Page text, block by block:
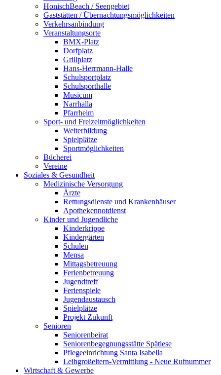
HonischBeach / Seengebiet
Gaststätten / Übernachtungsmöglichkeiten
Verkehrsanbindung
Veranstaltungsorte
BMX-Platz
Dorfplatz
Grillplatz
Hans-Herrmann-Halle
Schulsportplatz
Schulsporthalle
Musicum
Narrhalla
Pfarrheim
Sport- und Freizeitmöglichkeiten
Weiterbildung
Spielplätze
Sportmöglichkeiten
Bücherei
Vereine
Soziales & Gesundheit
Medizinische Versorgung
Ärzte
Rettungsdienste und Krankenhäuser
Apothekennotdienst
Kinder und Jugendliche
Kinderkrippe
Kindergärten
Schulen
Mensa
Mittagsbetreuung
Ferienbetreuung
Jugendtreff
Ferienspiele
Jugendaustausch
Spielplätze
Projekt Zukunft
Senioren
Seniorenbeirat
Seniorenbegegnungsstätte Spätlese
Pflegeeinrichtung Santa Isabella
Leihgroßeltern-Vermittlung - Neue Rufnummer
Wirtschaft & Gewerbe